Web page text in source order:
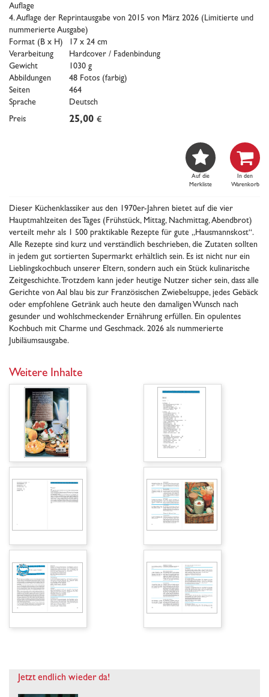
Auflage
4. Auflage der Reprintausgabe von 2015 von März 2026 (Limitierte und
nummerierte Ausgabe)
Format (B x H)
17 x 24 cm
Verarbeitung
Hardcover / Fadenbindung
Gewicht
1030 g
Abbildungen
48 Fotos (farbig)
Seiten
464
Sprache
Deutsch
Preis
25,00 €

Auf die
Merkliste

In den
Warenkorb
Dieser Küchenklassiker aus den 1970er-Jahren bietet auf die vier
Hauptmahlzeiten des Tages (Frühstück, Mittag, Nachmittag, Abendbrot)
verteilt mehr als 1 500 praktikable Rezepte für gute „Hausmannskost“.
Alle Rezepte sind kurz und verständlich beschrieben, die Zutaten sollten
in jedem gut sortierten Supermarkt erhältlich sein. Es ist nicht nur ein
Lieblingskochbuch unserer Eltern, sondern auch ein Stück kulinarische
Zeitgeschichte. Trotzdem kann jeder heutige Nutzer sicher sein, dass alle
Gerichte von Aal blau bis zur Französischen Zwiebelsuppe, jedes Gebäck
oder empfohlene Getränk auch heute den damaligen Wunsch nach
gesunder und wohlschmeckender Ernährung erfüllen. Ein opulentes
Kochbuch mit Charme und Geschmack. 2026 als nummerierte
Jubiläumsausgabe.
Weitere Inhalte
Jetzt endlich wieder da!